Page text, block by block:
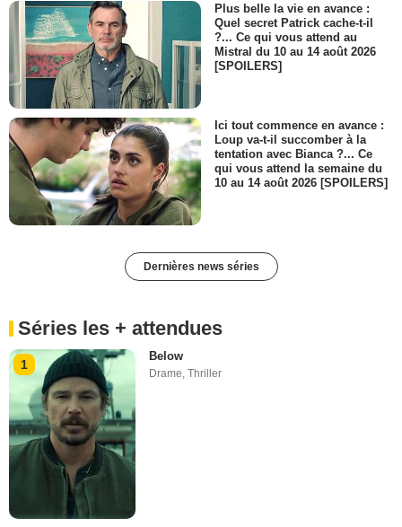
Plus belle la vie en avance :
Quel secret Patrick cache-t-il
?... Ce qui vous attend au
Mistral du 10 au 14 août 2026
[SPOILERS]
Ici tout commence en avance :
Loup va-t-il succomber à la
tentation avec Bianca ?... Ce
qui vous attend la semaine du
10 au 14 août 2026 [SPOILERS]
Dernières news séries
Séries les + attendues
1
Below
Drame,Thriller